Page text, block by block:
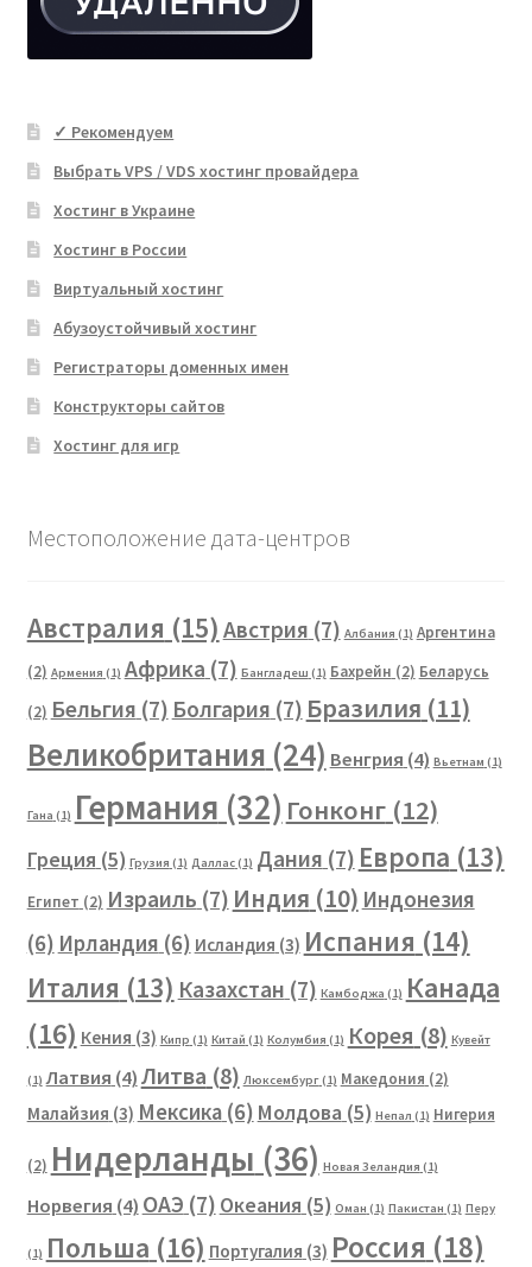
✓ Рекомендуем
Выбрать VPS / VDS хостинг провайдера
Хостинг в Украине
Хостинг в России
Виртуальный хостинг
Абузоустойчивый хостинг
Регистраторы доменных имен
Конструкторы сайтов
Хостинг для игр
Местоположение дата-центров
Австралия (15) Австрия (7) Албания (1) Аргентина
(2) Армения (1) Африка (7) Бангладеш (1) Бахрейн (2) Беларусь
(2) Бельгия (7) Болгария (7) Бразилия (11)
Великобритания (24) Венгрия (4) Вьетнам (1)
Гана (1) Германия (32) Гонконг(12)
Греция (5) Грузия (1) Даллас(1) Дания (7) Европа (13)
Египет (2) Израиль (7) Индия (10) Индонезия
(6) Ирландия (6) Исландия (3) Испания (14)
Италия (13) Казахстан (7) Камбоджа (1) Канада
(16) Кения (3) Кипр (1) Китай (1) Колумбия (1) Корея (8) Кувейт
(1) Латвия (4)Литва (8) Люксембург(1) Македония (2)
Малайзия (3) Мексика(6) Молдова (5) Непал (1) Нигерия
(2) Нидерланды (36) Новая Зеландия (1)
Норвегия (4) ОАЭ (7) Океания (5) Оман (1) Пакистан (1) Перу
(1) Польша (16) Португалия (3) Россия (18)